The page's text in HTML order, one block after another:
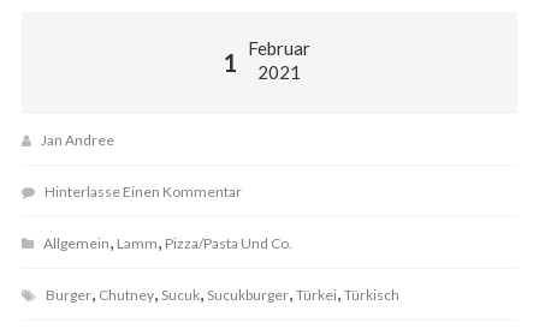
1
Februar
2021
Jan Andree
Hinterlasse Einen Kommentar
Allgemein, Lamm, Pizza/Pasta Und Co.
Burger, Chutney, Sucuk, Sucukburger, Türkei, Türkisch